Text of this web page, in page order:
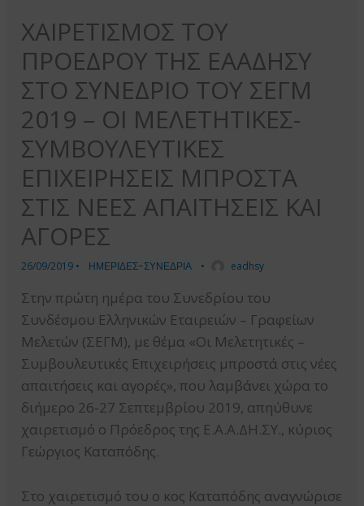
ΧΑΙΡΕΤΙΣΜΟΣ ΤΟΥ
ΠΡΟΕΔΡΟΥ ΤΗΣ ΕΑΑΔΗΣΥ
ΣΤΟ ΣΥΝΕΔΡΙΟ ΤΟΥ ΣΕΓΜ
2019 – ΟΙ ΜΕΛΕΤΗΤΙΚΕΣ-
ΣΥΜΒΟΥΛΕΥΤΙΚΕΣ
ΕΠΙΧΕΙΡΗΣΕΙΣ ΜΠΡΟΣΤΑ
ΣΤΙΣ ΝΕΕΣ ΑΠΑΙΤΗΣΕΙΣ ΚΑΙ
ΑΓΟΡΕΣ
26/09/2019 • ΗΜΕΡΙΔΕΣ-ΣΥΝΕΔΡΙΑ • eadhsy
Στην πρώτη ημέρα του Συνεδρίου του
Συνδέσμου Ελληνικών Εταιρειών – Γραφείων
Μελετών (ΣΕΓΜ), με θέμα «Οι Μελετητικές –
Συμβουλευτικές Επιχειρήσεις μπροστά στις νέες
απαιτήσεις και αγορές», που λαμβάνει χώρα το
διήμερο 26-27 Σεπτεμβρίου 2019, απηύθυνε
χαιρετισμό ο Πρόεδρος της Ε.Α.Α.ΔΗ.ΣΥ., κύριος
Γεώργιος Καταπόδης.
Στο χαιρετισμό του ο κος Καταπόδης αναγνώρισε